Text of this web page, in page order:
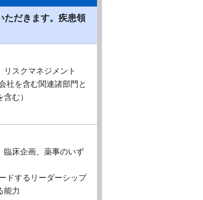
ただきます。疾患領
リスクマネジメント
社を含む関連諸部門と
む）
臨床企画、薬事のいず
ドするリーダーシップ
能力